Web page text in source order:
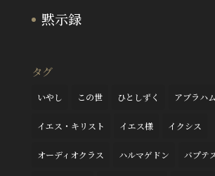
黙示録
タグ
いやし この世 ひとしずく アブラハム
イエス・キリスト イエス様 イクシス
オーディオクラス ハルマゲドン バプテ